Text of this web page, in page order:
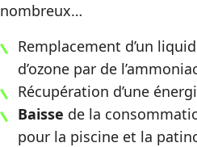
nombreux…
Remplacement d’un
d’ozone par de
Récupération d’une
Baisse de la
pour la piscine et la